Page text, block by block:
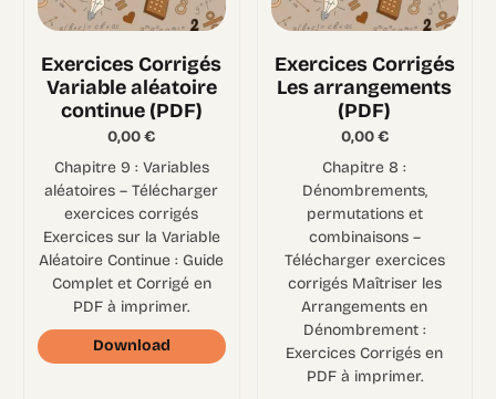
Exercices Corrigés
Variable aléatoire
continue (PDF)
0,00€
Chapitre 9 : Variables
aléatoires – Télécharger
exercices corrigés
Exercices sur la Variable
Aléatoire Continue : Guide
Complet et Corrigé en
PDF à imprimer.
Download
Exercices Corrigés
Les arrangements
(PDF)
0,00€
Chapitre 8 :
Dénombrements,
permutations et
combinaisons –
Télécharger exercices
corrigés Maîtriser les
Arrangements en
Dénombrement :
Exercices Corrigés en
PDF à imprimer.